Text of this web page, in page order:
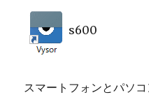
s600
スマートフォンとパソ